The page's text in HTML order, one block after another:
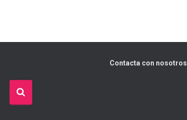
Contacta con nosotros